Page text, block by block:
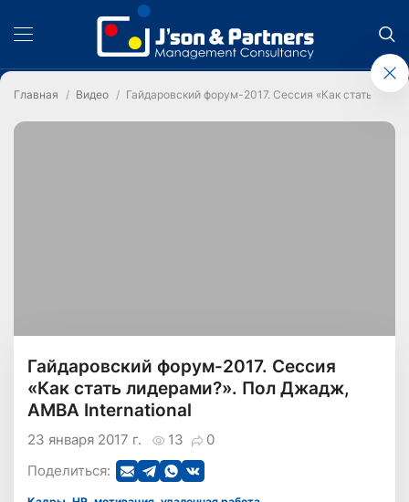
Главная Видео Гайдаровский форум-2017. Сессия «Как стать
Гайдаровский форум-2017. Сессия
«Как стать лидерами?». Пол Джадж,
AMBA International
13 0
23 января 2017 г.
Поделиться: